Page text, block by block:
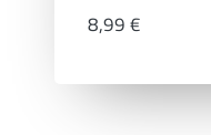
8,99 €